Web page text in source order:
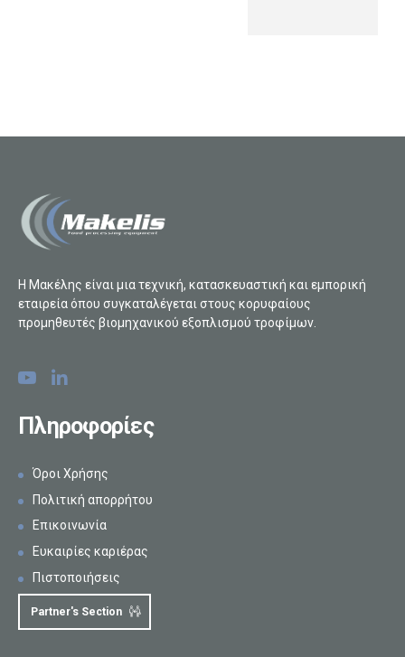
Η Μακέλης είναι μια τεχνική, κατασκευαστική και εμπορική
εταιρεία όπου συγκαταλέγεται στους κορυφαίους
προμηθευτές βιομηχανικού εξοπλισμού τροφίμων.
Πληροφορίες
Όροι Χρήσης
Πολιτική απορρήτου
Επικοινωνία
Ευκαιρίες καριέρας
Πιστοποιήσεις
Partner's Section